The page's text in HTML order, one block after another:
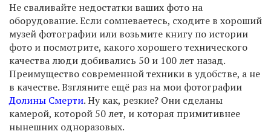
Не сваливайте недостатки ваших фото на
оборудование. Если сомневаетесь, сходите в хороший
музей фотографии или возьмите книгу по истории
фото и посмотрите, какого хорошего технического
качества люди добивались 50 и 100 лет назад.
Преимущество современной техники в удобстве, а не
в качестве. Взгляните ещё раз на мои фотографии
Долины Смерти. Ну как, резкие? Они сделаны
камерой, которой 50 лет, и которая примитивнее
нынешних одноразовых.